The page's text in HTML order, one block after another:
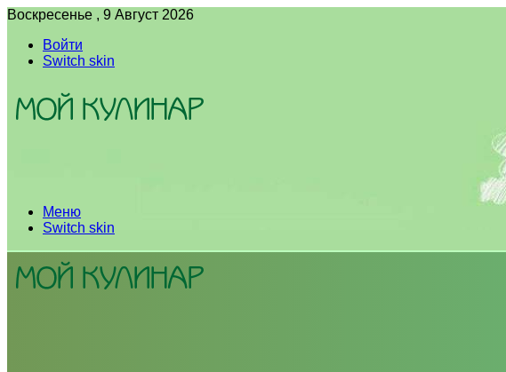
Воскресенье , 9 Август 2026
Войти
Switch skin
Меню
Switch skin